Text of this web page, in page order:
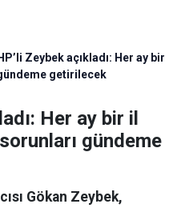
Zeybek açıkladı: Her ay bir
getirilecek
Her ay bir il
gündeme
Gökan Zeybek,